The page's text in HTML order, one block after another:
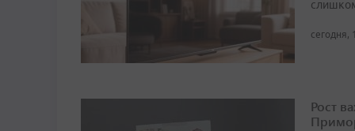
сегодня,
Рост